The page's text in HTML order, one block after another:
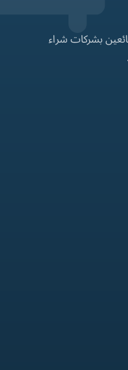
بشركات شراء